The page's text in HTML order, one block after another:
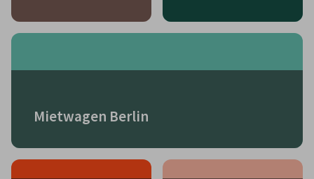
Mietwagen Berlin